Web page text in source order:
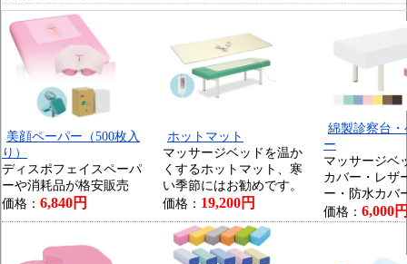
美顔ペーパー（500枚入
り）
ディスポフェイスペーパ
ーや消耗品が格安販売
価格： 6,840円
ホットマット
マッサージベッドを温か
くするホットマット、寒
い季節にはお勧めです。
価格： 19,200円
綿製診察台
ー
マッサージベ
カバー・レザ
ー・防水カバ
価格： 6,000